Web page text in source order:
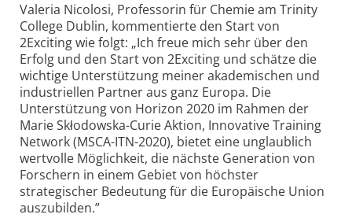
Valeria Nicolosi, Professorin für Chemie am Trinity
College Dublin, kommentierte den Start von
2Exciting wie folgt: „Ich freue mich sehr über den
Erfolg und den Start von 2Exciting und schätze die
wichtige Unterstützung meiner akademischen und
industriellen Partner aus ganz Europa. Die
Unterstützung von Horizon 2020 im Rahmen der
Marie Skłodowska-Curie Aktion, Innovative Training
Network (MSCA-ITN-2020), bietet eine unglaublich
wertvolle Möglichkeit, die nächste Generation von
Forschern in einem Gebiet von höchster
strategischer Bedeutung für die Europäische Union
auszubilden.”